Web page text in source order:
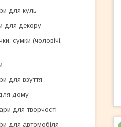
для куль
для декору
сумки (чоловічі,
для взуття
дому
для творчості
для автомобіля